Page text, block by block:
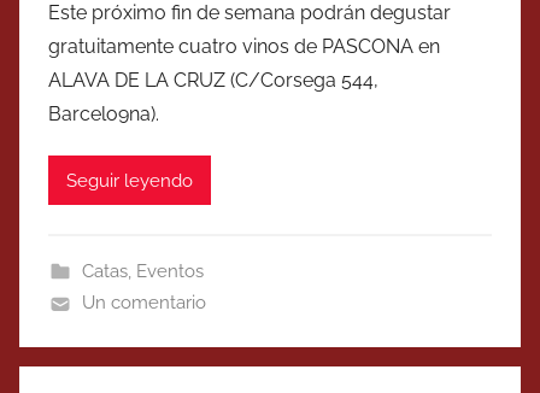
Este próximo fin de semana podrán degustar
gratuitamente cuatro vinos de PASCONA en
ALAVA DE LA CRUZ (C/Corsega 544,
Barcelo9na).
Seguir leyendo
Catas, Eventos
Un comentario